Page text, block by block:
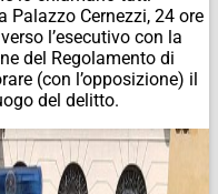
Cernezzi, 24 ore
l’esecutivo con la
del Regolamento di
(con l’opposizione) il
del delitto.